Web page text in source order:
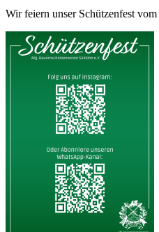
Wir feiern unser Schützenfest vom